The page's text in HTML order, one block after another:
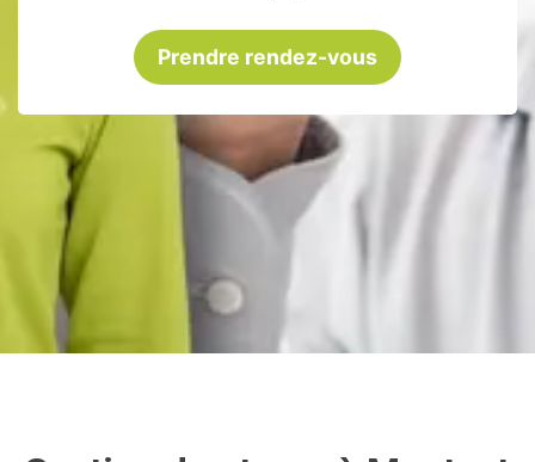
Prendre rendez-vous